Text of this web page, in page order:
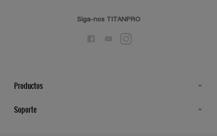
Siga-nos TITANPRO
Productos
Soporte